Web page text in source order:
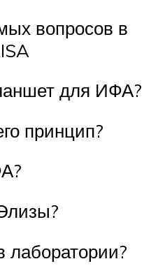
вопросов в
для ИФА?
принцип?
лаборатории?